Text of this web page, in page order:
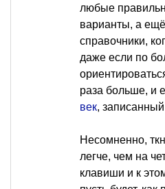
любые
варианты, а
справочники,
даже если по
раза больше, и
век,
Несомненно,
легче, чем на
клавиши и к